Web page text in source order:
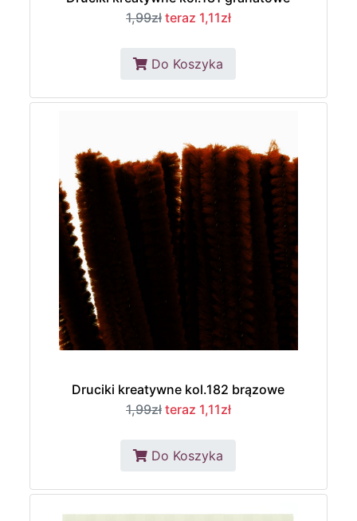
1,99zł teraz 1,11zł
Do Koszyka
Druciki kreatywne kol.182 brązowe
1,99zł teraz 1,11zł
Do Koszyka